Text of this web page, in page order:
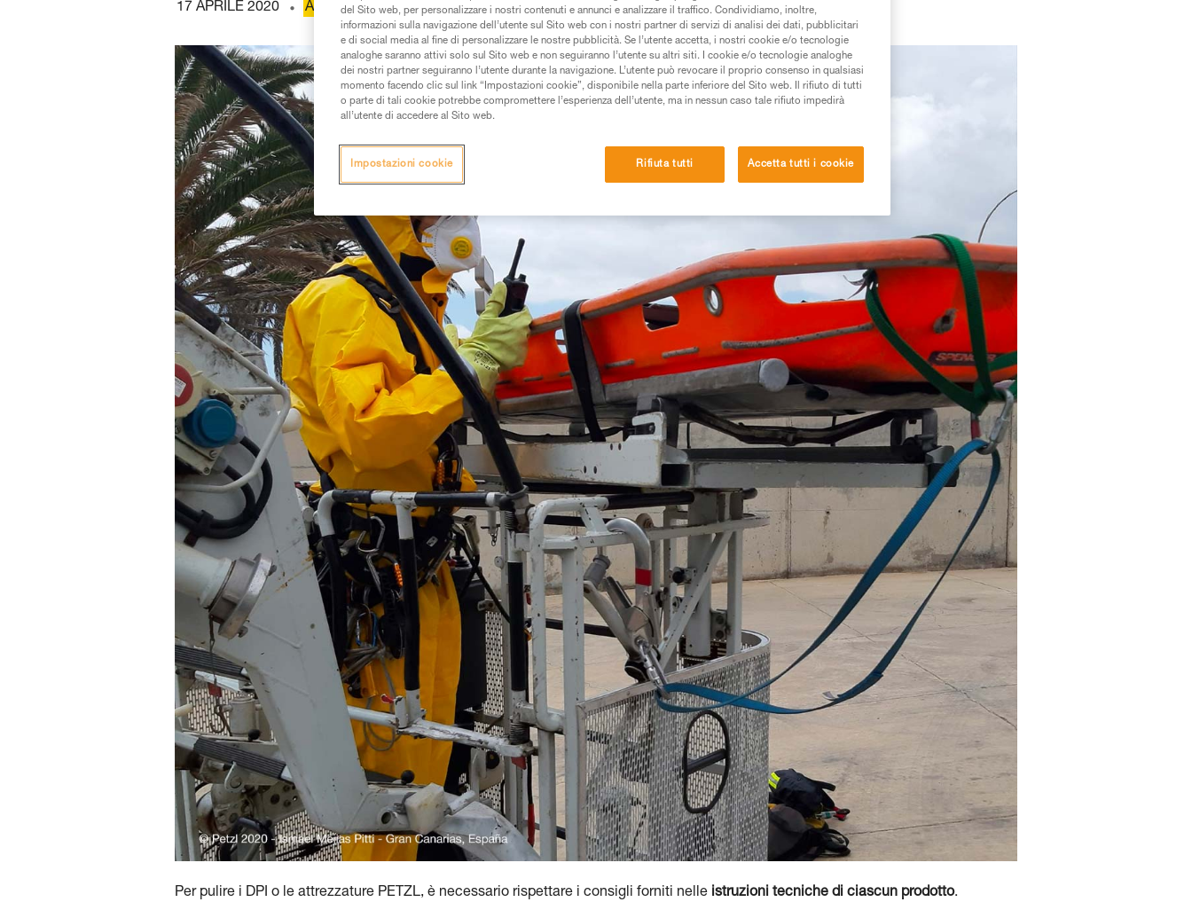
17 APRILE 2020 ACCESSO SU FUNE E SPAZI CONFINATI
Per pulire i DPI o le attrezzature PETZL, è necessario rispettare i consigli forniti nelle istruzioni tecniche di ciascun prodotto.
del Sito web, per personalizzare i nostri contenuti e annunci e analizzare il traffico. Condividiamo, inoltre,
informazioni sulla navigazione dell’utente sul Sito web con i nostri partner di servizi di analisi dei dati, pubblicitari
e di social media al fine di personalizzare le nostre pubblicità. Se l’utente accetta, i nostri cookie e/o tecnologie
analoghe saranno attivi solo sul Sito web e non seguiranno l’utente su altri siti. I cookie e/o tecnologie analoghe
dei nostri partner seguiranno l’utente durante la navigazione. L’utente può revocare il proprio consenso in qualsiasi
momento facendo clic sul link “Impostazioni cookie”, disponibile nella parte inferiore del Sito web. Il rifiuto di tutti
o parte di tali cookie potrebbe compromettere l’esperienza dell’utente, ma in nessun caso tale rifiuto impedirà
all’utente di accedere al Sito web.
Rifiuta tutti Accetta tutti i cookie
Impostazioni cookie